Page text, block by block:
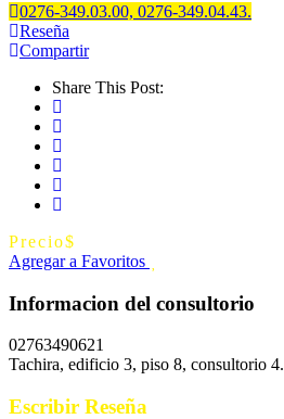
0276-349.03.00, 0276-349.04.43.
Reseña
Compartir
Share This Post:
Precio$
Agregar a Favoritos
Informacion del consultorio
02763490621
Tachira, edificio 3, piso 8, consultorio 4.
Escribir Reseña